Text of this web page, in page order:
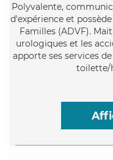
Polyvalente,
d'expérience et
Familles (ADVF).
urologiques et les
apporte ses services
toilette/